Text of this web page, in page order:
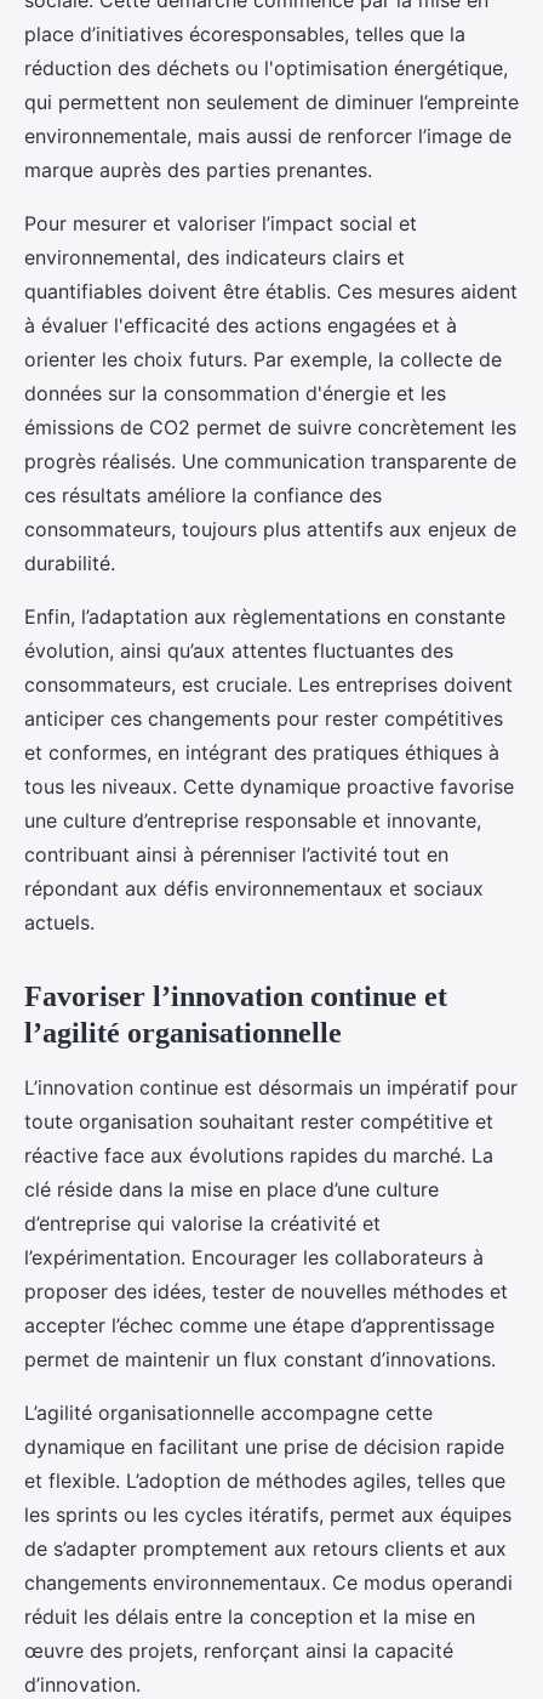
place d’initiatives écoresponsables, telles que la
réduction des déchets ou l'optimisation énergétique,
qui permettent non seulement de diminuer l’empreinte
environnementale, mais aussi de renforcer l’image de
marque auprès des parties prenantes.
Pour mesurer et valoriser l’impact social et
environnemental, des indicateurs clairs et
quantifiables doivent être établis. Ces mesures aident
à évaluer l'efficacité des actions engagées et à
orienter les choix futurs. Par exemple, la collecte de
données sur la consommation d'énergie et les
émissions de CO2 permet de suivre concrètement les
progrès réalisés. Une communication transparente de
ces résultats améliore la confiance des
consommateurs, toujours plus attentifs aux enjeux de
durabilité.
Enfin, l’adaptation aux règlementations en constante
évolution, ainsi qu’aux attentes fluctuantes des
consommateurs, est cruciale. Les entreprises doivent
anticiper ces changements pour rester compétitives
et conformes, en intégrant des pratiques éthiques à
tous les niveaux. Cette dynamique proactive favorise
une culture d’entreprise responsable et innovante,
contribuant ainsi à pérenniser l’activité tout en
répondant aux défis environnementaux et sociaux
actuels.
Favoriser l’innovation continue et
l’agilité organisationnelle
L’innovation continue est désormais un impératif pour
toute organisation souhaitant rester compétitive et
réactive face aux évolutions rapides du marché. La
clé réside dans la mise en place d’une culture
d’entreprise qui valorise la créativité et
l’expérimentation. Encourager les collaborateurs à
proposer des idées, tester de nouvelles méthodes et
accepter l’échec comme une étape d’apprentissage
permet de maintenir un flux constant d’innovations.
L’agilité organisationnelle accompagne cette
dynamique en facilitant une prise de décision rapide
et flexible. L’adoption de méthodes agiles, telles que
les sprints ou les cycles itératifs, permet aux équipes
de s’adapter promptement aux retours clients et aux
changements environnementaux. Ce modus operandi
réduit les délais entre la conception et la mise en
œuvre des projets, renforçant ainsi la capacité
d’innovation.